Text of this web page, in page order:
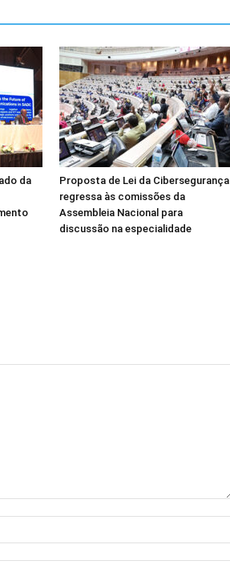
da
Proposta de Lei da Cibersegurança
regressa às comissões da
Assembleia Nacional para
discussão na especialidade